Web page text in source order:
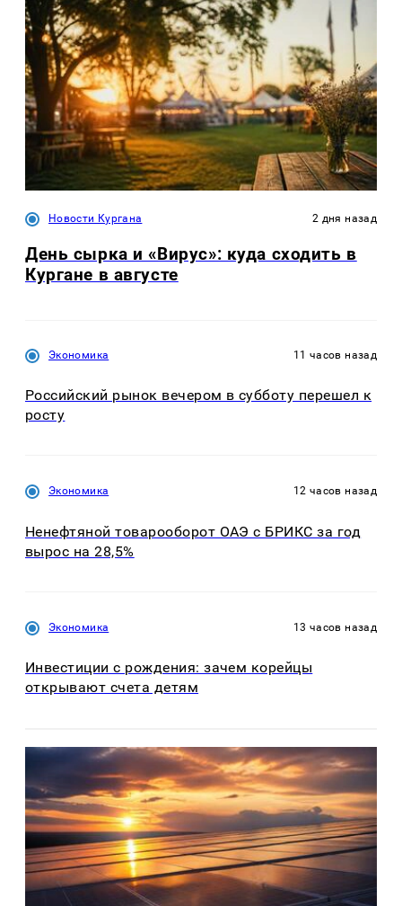
Новости Кургана 2 дня назад
День сырка и «Вирус»: куда сходить в
Кургане в августе
Экономика 11 часов назад
Российский рынок вечером в субботу перешел к
росту
Экономика 12 часов назад
Ненефтяной товарооборот ОАЭ с БРИКС за год
вырос на 28,5%
Экономика 13 часов назад
Инвестиции с рождения: зачем корейцы
открывают счета детям